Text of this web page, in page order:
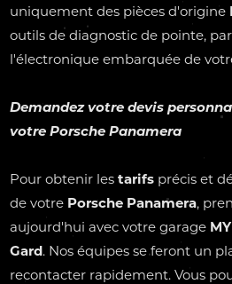
uniquement des pièces d'origine
outils de diagnostic de pointe,
l'électronique embarquée de
Demandez votre devis
votrePorsche Panamera
Pour obtenir lestarifs précis et
de votre Porsche Panamera,
aujourd'hui avec votre garage
Gard . Nos équipes se feront un
recontacter rapidement. Vous